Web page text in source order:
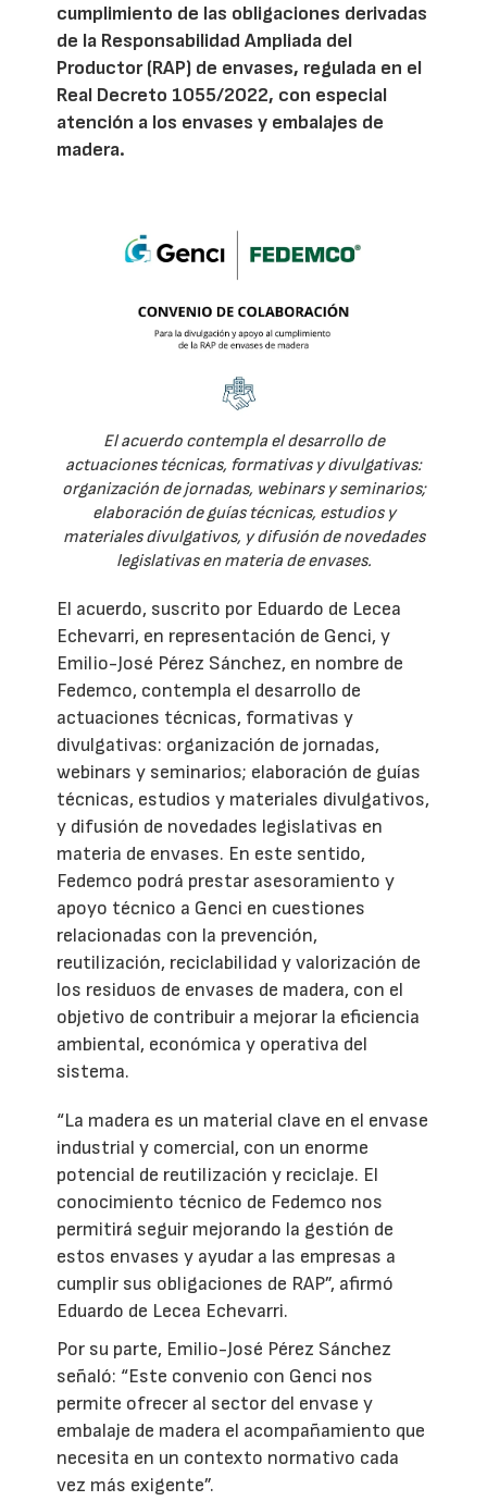
cumplimiento de las obligaciones derivadas
de la Responsabilidad Ampliada del
Productor (RAP) de envases, regulada en el
Real Decreto 1055/2022, con especial
atención a los envases y embalajes de
madera.
El acuerdo contempla el desarrollo de
actuaciones técnicas, formativas y divulgativas:
organización de jornadas, webinars y seminarios;
elaboración de guías técnicas, estudios y
materiales divulgativos, y difusión de novedades
legislativas en materia de envases.
El acuerdo, suscrito por Eduardo de Lecea
Echevarri, en representación de Genci, y
Emilio-José Pérez Sánchez, en nombre de
Fedemco, contempla el desarrollo de
actuaciones técnicas, formativas y
divulgativas: organización de jornadas,
webinars y seminarios; elaboración de guías
técnicas, estudios y materiales divulgativos,
y difusión de novedades legislativas en
materia de envases. En este sentido,
Fedemco podrá prestar asesoramiento y
apoyo técnico a Genci en cuestiones
relacionadas con la prevención,
reutilización, reciclabilidad y valorización de
los residuos de envases de madera, con el
objetivo de contribuir a mejorar la eficiencia
ambiental, económica y operativa del
sistema.
“La madera es un material clave en el envase
industrial y comercial, con un enorme
potencial de reutilización y reciclaje. El
conocimiento técnico de Fedemco nos
permitirá seguir mejorando la gestión de
estos envases y ayudar a las empresas a
cumplir sus obligaciones de RAP”, afirmó
Eduardo de Lecea Echevarri.
Por su parte, Emilio-José Pérez Sánchez
señaló: “Este convenio con Genci nos
permite ofrecer al sector del envase y
embalaje de madera el acompañamiento que
necesita en un contexto normativo cada
vez más exigente”.